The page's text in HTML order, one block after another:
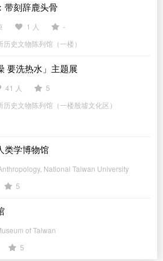
带刻辞鹿头骨
1 人
-
历史文物陈列馆（一楼）
要洗热水」主题展
41 人
5
历史文物陈列馆（一楼殷墟文化区）
类学博物馆
National Taiwan University
5
of Taiwan
5